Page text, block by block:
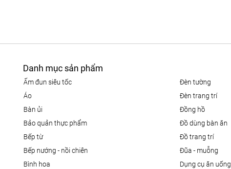
Danh mục sản phẩm
ấm đun siêu tốc
áo
bàn ủi
bảo quản thực phẩm
bếp từ
bếp nướng - nồi chiên
bình hoa
đèn tường
đèn trang trí
đồng hồ
đồ dùng bàn ăn
đồ trang trí
đũa - muỗng
dụng cụ ăn uống